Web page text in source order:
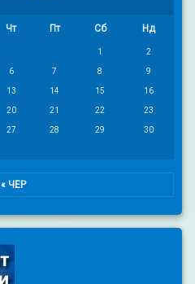
Чт Пт Сб Нд
1 2
6 7 8 9
13 14 15 16
20 21 22 23
27 28 29 30
« ЧЕР